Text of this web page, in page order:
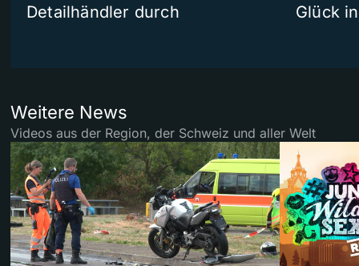
Detailhändler durch
Glück
Weitere News
Videos aus der Region, der Schweiz und aller Welt